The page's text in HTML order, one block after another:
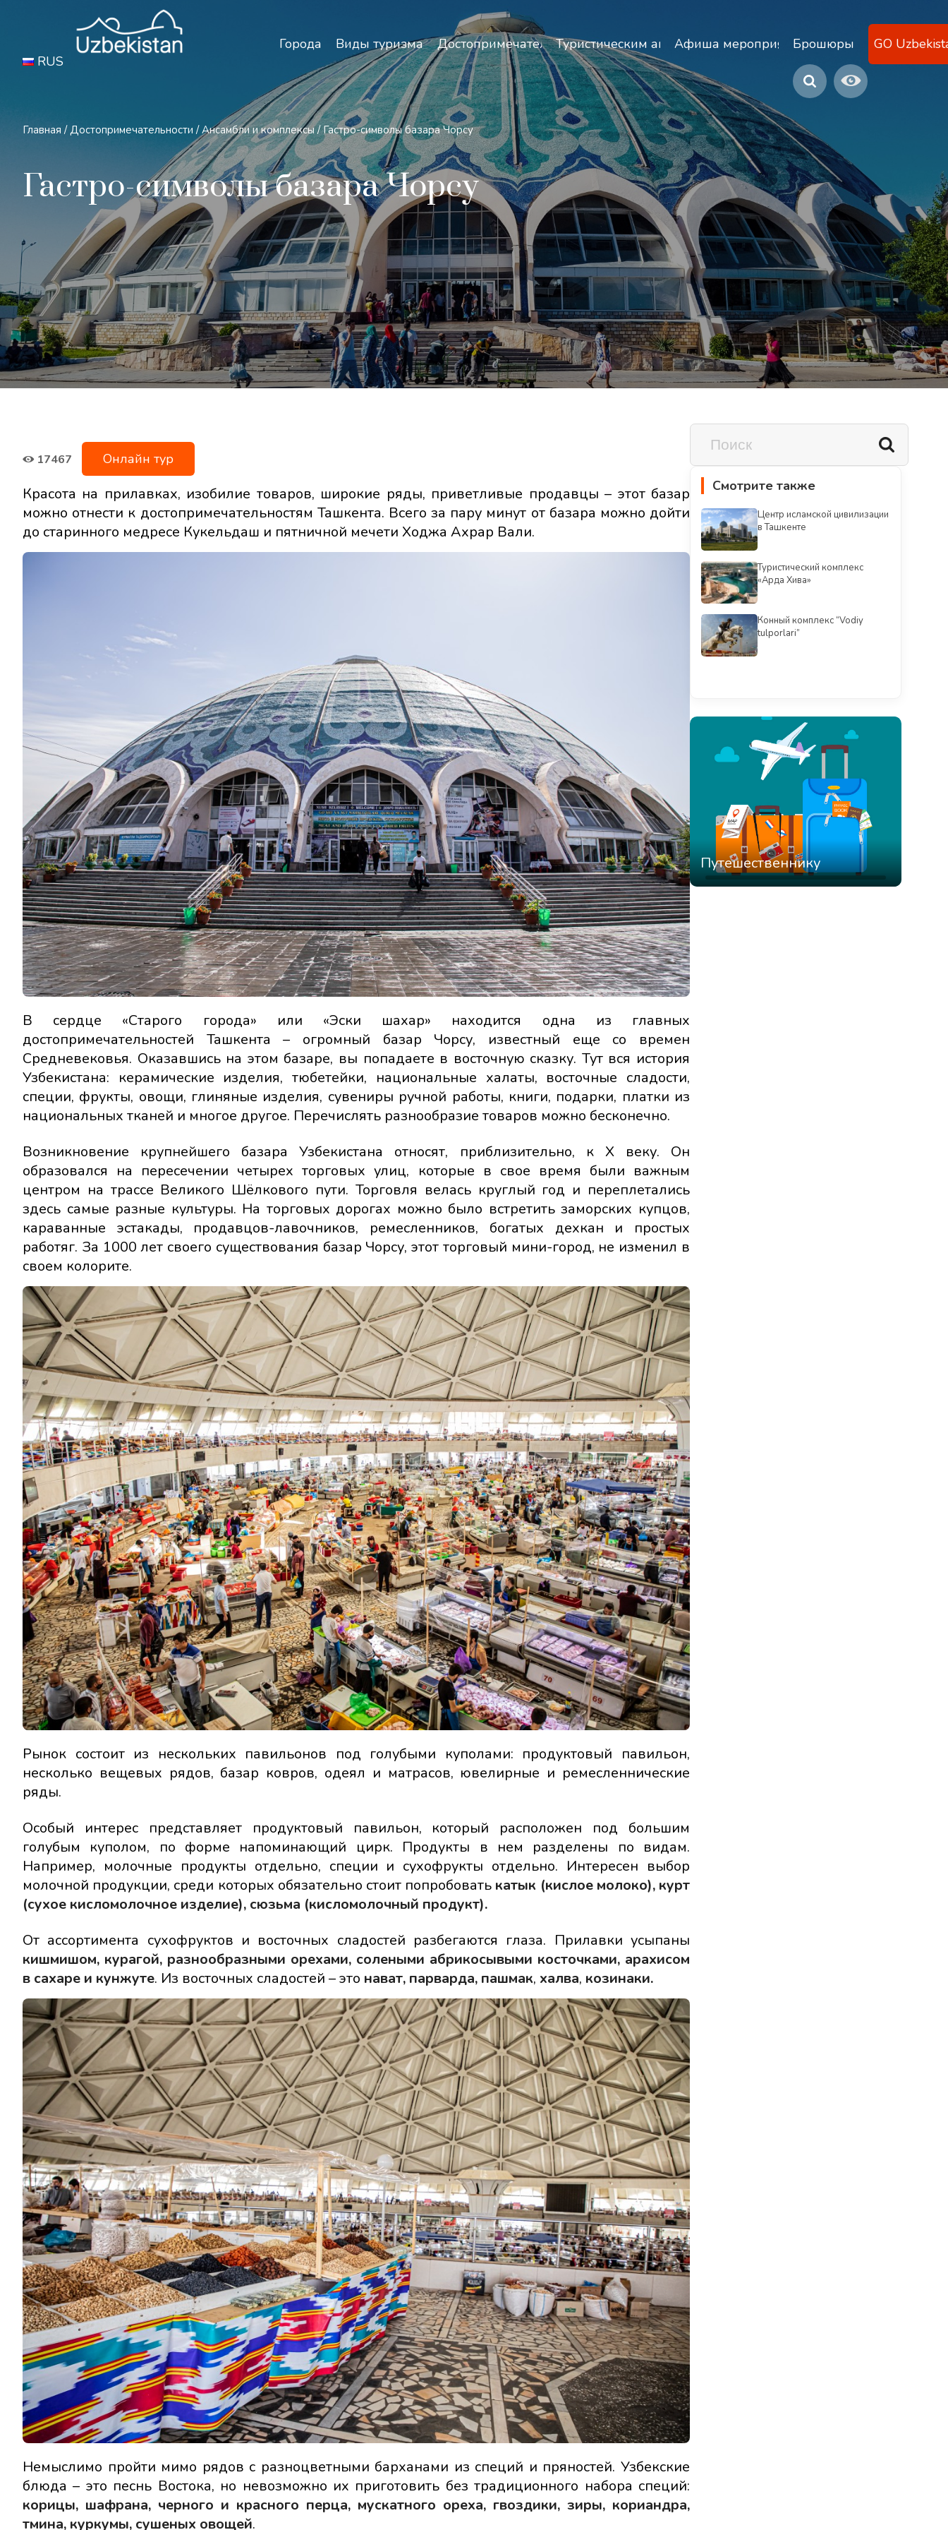
Безопасность и особенности путешествий по Узбекистану
Города
Виды туризма ДостопримечательностиТуристическим агентствамАфиша мероприятийБрошюры
GO
RUS
Главная / Достопримечательности / Ансамбли и комплексы / Гастро-символы базара Чорсу
Гастро-символы базара Чорсу
17467
Красота на прилавках, изобилие товаров, широкие ряды, приветливые продавцы – этот базар
можно отнести к достопримечательностям Ташкента. Всего за пару минут от базара можно дойти
до старинного медресе Кукельдаш и пятничной мечети Ходжа Ахрар Вали.
В сердце «Старого города» или «Эски шахар» находится одна из главных
достопримечательностей Ташкента – огромный базар Чорсу, известный еще со времен
Средневековья. Оказавшись на этом базаре, вы попадаете в восточную сказку. Тут вся история
Узбекистана: керамические изделия, тюбетейки, национальные халаты, восточные сладости,
специи, фрукты, овощи, глиняные изделия, сувениры ручной работы, книги, подарки, платки из
национальных тканей и многое другое. Перечислять разнообразие товаров можно бесконечно.
Возникновение крупнейшего базара Узбекистана относят, приблизительно, к X веку. Он
образовался на пересечении четырех торговых улиц, которые в свое время были важным
центром на трассе Великого Шёлкового пути. Торговля велась круглый год и переплетались
здесь самые разные культуры. На торговых дорогах можно было встретить заморских купцов,
караванные эстакады, продавцов-лавочников, ремесленников, богатых дехкан и простых
работяг. За 1000 лет своего существования базар Чорсу, этот торговый мини-город, не изменил в
своем колорите.
Рынок состоит из нескольких павильонов под голубыми куполами: продуктовый павильон,
несколько вещевых рядов, базар ковров, одеял и матрасов, ювелирные и ремесленнические
ряды.
Особый интерес представляет продуктовый павильон, который расположен под большим
голубым куполом, по форме напоминающий цирк. Продукты в нем разделены по видам.
Например, молочные продукты отдельно, специи и сухофрукты отдельно. Интересен выбор
молочной продукции, среди которых обязательно стоит попробовать катык (кислое молоко), курт
(сухое кисломолочное изделие), сюзьма (кисломолочный продукт).
От ассортимента сухофруктов и восточных сладостей разбегаются глаза. Прилавки усыпаны
кишмишом, курагой, разнообразными орехами, солеными абрикосывыми косточками, арахисом
в сахаре и кунжуте. Из восточных сладостей – это нават, парварда, пашмак, халва, козинаки.
Немыслимо пройти мимо рядов с разноцветными барханами из специй и пряностей. Узбекские
блюда – это песнь Востока, но невозможно их приготовить без традиционного набора специй:
корицы, шафрана, черного и красного перца, мускатного ореха, гвоздики, зиры, кориандра,
тмина, куркумы, сушеных овощей.
Онлайн тур
Смотрите также
Центр исламской цивилизации
в Ташкенте
Туристический комплекс
«Арда Хива»
Конный комплекс “Vodiy
tulporlari”
Путешественнику